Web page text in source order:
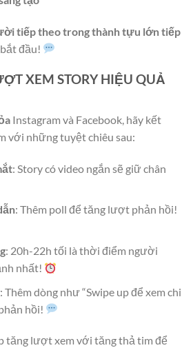
tiếp theo trong thành tựu lớn tiếp
đầu!
XEM STORY HIỆU QUẢ
Instagram và Facebook, hãy kết
với những tuyệt chiêu sau:
: Story có video ngắn sẽ giữ chân
: Thêm poll để tăng lượt phản hồi!
: 20h-22h tối là thời điểm người
nhất!
: Thêm dòng như “Swipe up để xem chi
hồi!
tăng lượt xem với tăng thả tim để